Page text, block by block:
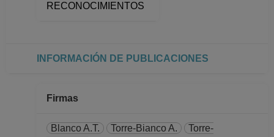
hasta 31-07-2015
Desde 01-01-2009
RECONOCIMIENTOS
INFORMACIÓN DE PUBLICACIONES
Firmas
Blanco A.T. Torre-Bianco A.
Torre-